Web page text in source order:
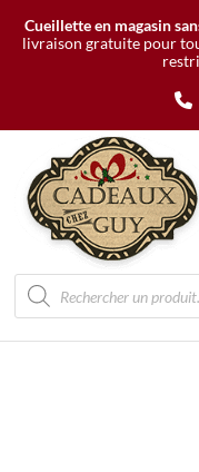
Cueillette en magasin
livraison gratuite pour
Recherche
de
produits